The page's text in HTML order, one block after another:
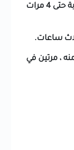
1-2 قطرات في العين (الأعين) المصابة حتى 4 مرات
ساعات.
، مرتين في